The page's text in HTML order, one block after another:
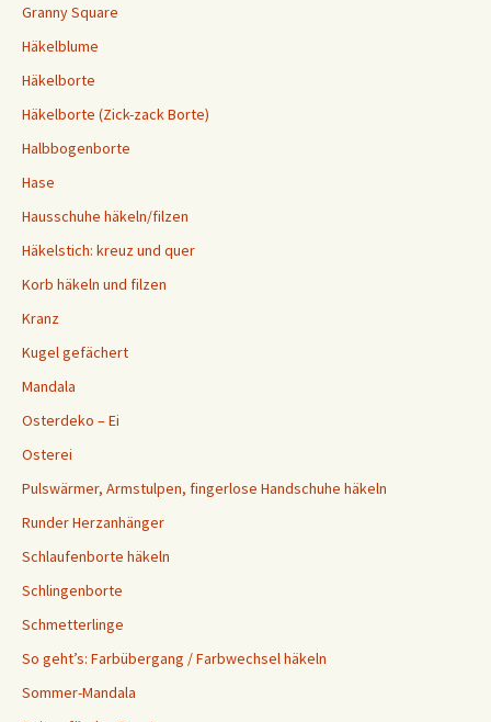
Granny Square
Häkelblume
Häkelborte
Häkelborte (Zick-zack Borte)
Halbbogenborte
Hase
Hausschuhe häkeln/filzen
Häkelstich: kreuz und quer
Korb häkeln und filzen
Kranz
Kugel gefächert
Mandala
Osterdeko – Ei
Osterei
Pulswärmer, Armstulpen, fingerlose Handschuhe häkeln
Runder Herzanhänger
Schlaufenborte häkeln
Schlingenborte
Schmetterlinge
So geht’s: Farbübergang / Farbwechsel häkeln
Sommer-Mandala